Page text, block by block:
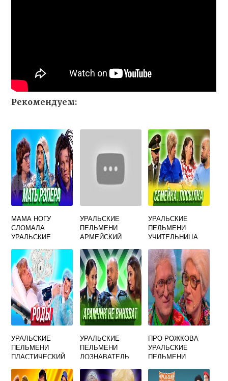
Рекомендуем:
МАМА НОГУ
СЛОМАЛА
УРАЛЬСКИЕ
УРАЛЬСКИЕ
ПЕЛЬМЕНИ
АРМЕЙСКИЙ
УРАЛЬСКИЕ
ПЕЛЬМЕНИ
УЧИТЕЛЬНИЦА
ИВАНОВНА
ПРИШЛА К
РОДИТЕЛЯМ
УРАЛЬСКИЕ
ПЕЛЬМЕНИ
ПЛАСТИЧЕСКИЙ
УРАЛЬСКИЕ
ПЕЛЬМЕНИ
ДОЗНАВАТЕЛЬ
ПРО РОЖКОВА
УРАЛЬСКИЕ
ПЕЛЬМЕНИ